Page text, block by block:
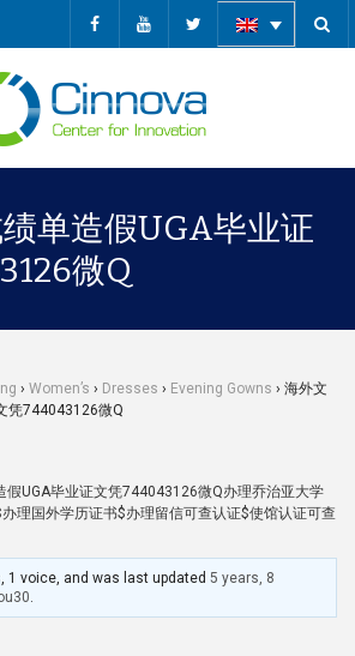
单造假UGA毕业证
微Q
› Women’s › Dresses › Evening Gowns › 海外文
凭744043126微Q
假UGA毕业证文凭744043126微Q办理乔治亚大学
理国外学历证书$办理留信可查认证$使馆认证可查
1 voice, and was last updated5 years, 8
.